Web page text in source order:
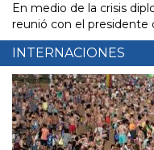
En medio de la crisis
reunió con el presidente
INTERNACIONES